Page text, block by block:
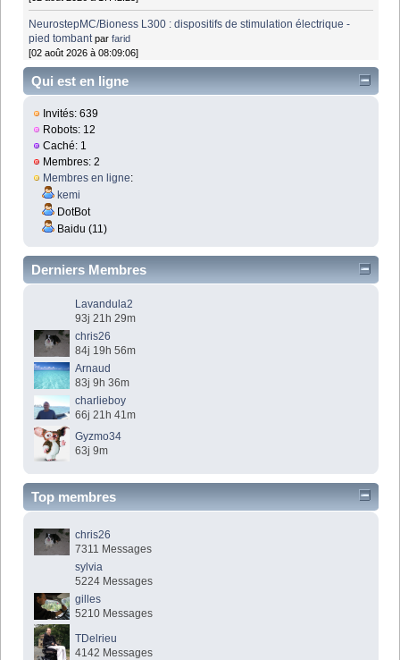
NeurostepMC/Bioness L300 : dispositifs de stimulation électrique -
pied tombant parfarid
[02 août 2026 à 08:09:06]
Qui est en ligne
Invités: 639
Robots: 12
Caché: 1
Membres: 2
Membres en ligne:
kemi
DotBot
Baidu (11)
Derniers Membres
Lavandula2
93j 21h 29m
chris26
84j 19h 56m
Arnaud
83j 9h 36m
charlieboy
66j 21h 41m
Gyzmo34
63j 9m
Top membres
chris26
7311 Messages
sylvia
5224 Messages
gilles
5210 Messages
TDelrieu
4142 Messages